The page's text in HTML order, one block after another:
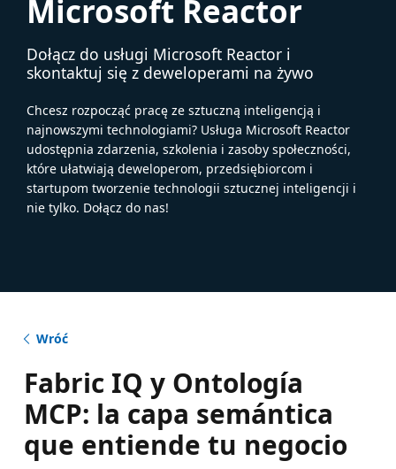
Microsoft Reactor
Dołącz do usługi Microsoft Reactor i
skontaktuj się z deweloperami na żywo
Chcesz rozpocząć pracę ze sztuczną inteligencją i
najnowszymi technologiami? Usługa Microsoft Reactor
udostępnia zdarzenia, szkolenia i zasoby społeczności,
które ułatwiają deweloperom, przedsiębiorcom i
startupom tworzenie technologii sztucznej inteligencji i
nie tylko. Dołącz do nas!
Wróć
Fabric IQ y Ontología
MCP: la capa semántica
que entiende tu negocio